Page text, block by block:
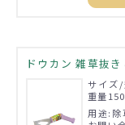
ドウカン 雑草抜
サイズ
重量
用途:除